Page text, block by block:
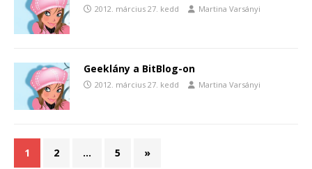
2012. március 27. kedd Martina Varsányi
Geeklány a BitBlog-on
2012. március 27. kedd Martina Varsányi
1 2 … 5 »